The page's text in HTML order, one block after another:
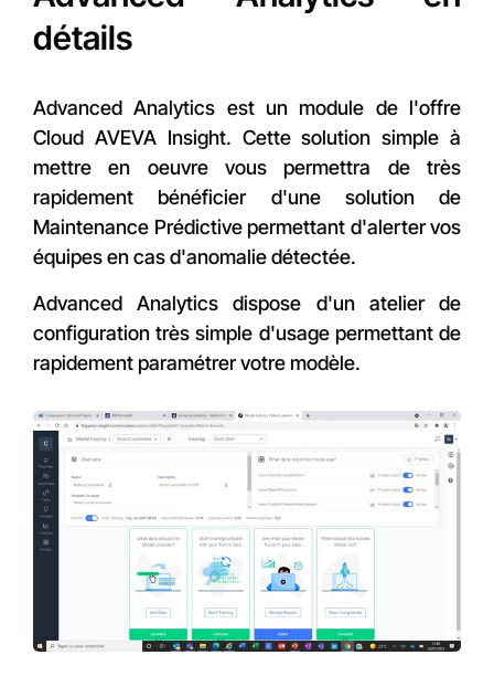
détails
Advanced Analytics est un module de l'offre
Cloud AVEVA Insight. Cette solution simple à
mettre en oeuvre vous permettra de très
rapidement bénéficier d'une solution de
Maintenance Prédictive permettant d'alerter vos
équipes en cas d'anomalie détectée.
Advanced Analytics dispose d'un atelier de
configuration très simple d'usage permettant de
rapidement paramétrer votre modèle.